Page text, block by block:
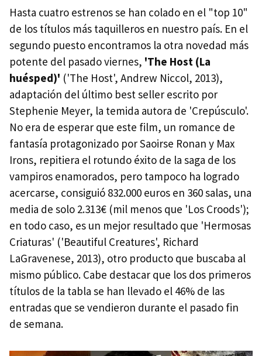
Hasta cuatro estrenos se han colado en el "top 10"
de los títulos más taquilleros en nuestro país. En el
segundo puesto encontramos la otra novedad más
potente del pasado viernes, 'The Host (La
huésped)' ('The Host', Andrew Niccol, 2013),
adaptación del último best seller escrito por
Stephenie Meyer, la temida autora de 'Crepúsculo'.
No era de esperar que este film, un romance de
fantasía protagonizado por Saoirse Ronan y Max
Irons, repitiera el rotundo éxito de la saga de los
vampiros enamorados, pero tampoco ha logrado
acercarse, consiguió 832.000 euros en 360 salas, una
media de solo 2.313€ (mil menos que 'Los Croods');
en todo caso, es un mejor resultado que 'Hermosas
Criaturas' ('Beautiful Creatures', Richard
LaGravenese, 2013), otro producto que buscaba al
mismo público. Cabe destacar que los dos primeros
títulos de la tabla se han llevado el 46% de las
entradas que se vendieron durante el pasado fin
de semana.